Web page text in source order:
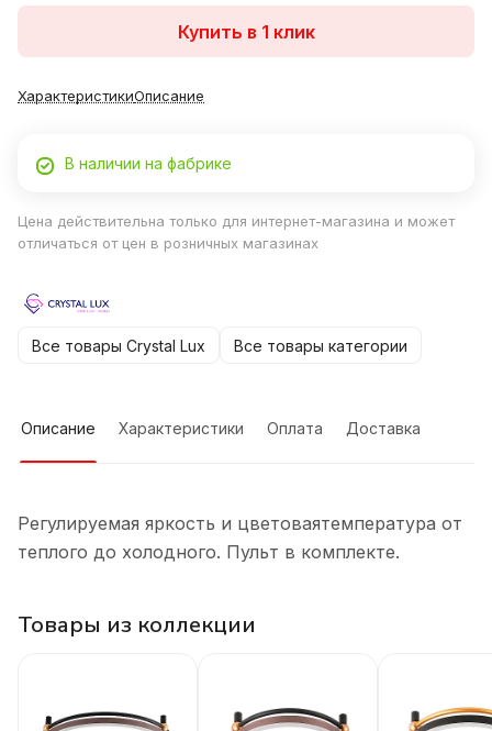
Купить в 1 клик
ХарактеристикиОписание
В наличии на фабрике
Цена действительна только для интернет-магазина и может
отличаться от цен в розничных магазинах
Все товары Crystal Lux Все товары категории
Описание Характеристики Оплата Доставка
Регулируемая яркость и цветоваятемпература от
теплого до холодного. Пульт в комплекте.
Товары из коллекции